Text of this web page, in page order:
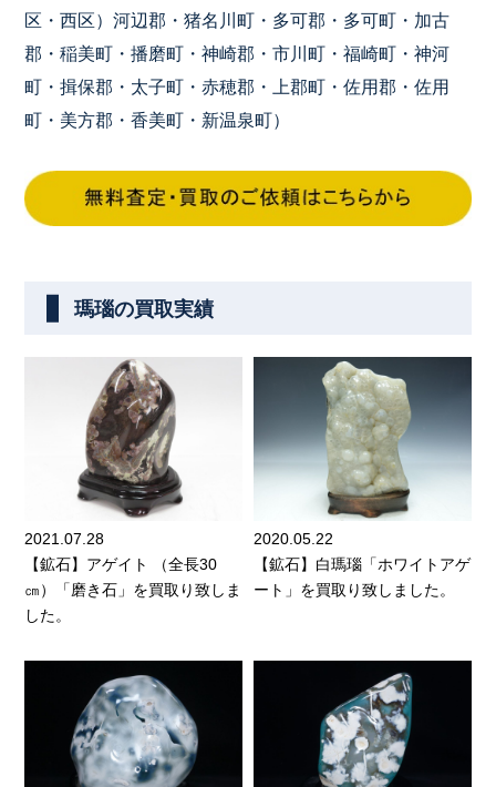
区・西区）河辺郡・猪名川町・多可郡・多可町・加古
郡・稲美町・播磨町・神崎郡・市川町・福崎町・神河
町・揖保郡・太子町・赤穂郡・上郡町・佐用郡・佐用
町・美方郡・香美町・新温泉町）
瑪瑙の買取実績
2021.07.28
【鉱石】アゲイト （全長30
㎝）「磨き石」を買取り致しま
した。
2020.05.22
【鉱石】白瑪瑙「ホワイトアゲ
ート」を買取り致しました。